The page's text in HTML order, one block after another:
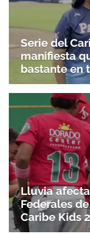
Serie del
manifiesta
bastante en
Lluvia
Federales
Caribe Kids